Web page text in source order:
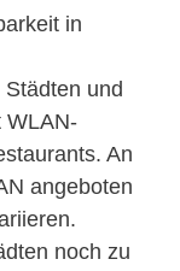
in
und
WLAN-
An
angeboten
noch zu